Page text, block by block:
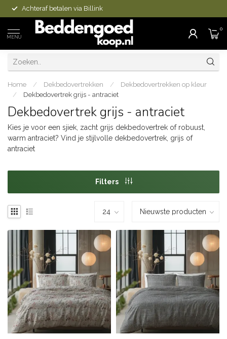
Achteraf betalen via Billink
MENU
0
Home / Dekbedovertrekken /
Dekbedovertrekken op kleur
/
Dekbedovertrek grijs - antraciet
Dekbedovertrek grijs - antraciet
Kies je voor een sjiek, zacht grijs dekbedovertrek of robuust,
warm antraciet? Vind je stijlvolle dekbedovertrek, grijs of
antraciet
Filters